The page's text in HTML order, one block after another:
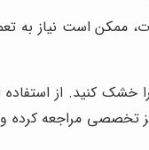
ممکن است نیاز به
کنید. از استفاده
مراجعه کرده و